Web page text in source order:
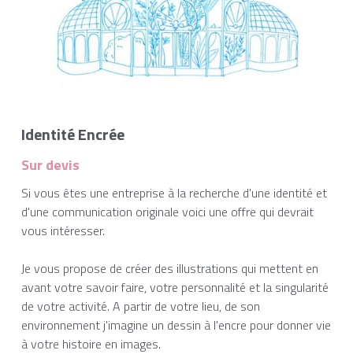
Identité Encrée
Sur devis
Si vous êtes une entreprise à la recherche d'une identité et
d'une communication originale voici une offre qui devrait
vous intéresser.
Je vous propose de créer des illustrations qui mettent en
avant votre savoir faire, votre personnalité et la singularité
de votre activité. A partir de votre lieu, de son
environnement j'imagine un dessin à l'encre pour donner vie
à votre histoire en images.